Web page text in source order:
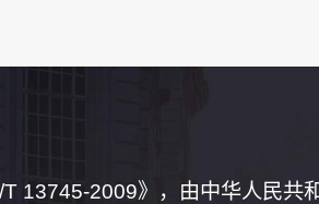
13745-2009》，由中华人民共